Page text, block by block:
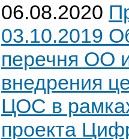
06.08.2020
03.10.2019
перечня ОО
внедрения
ЦОС в
проекта